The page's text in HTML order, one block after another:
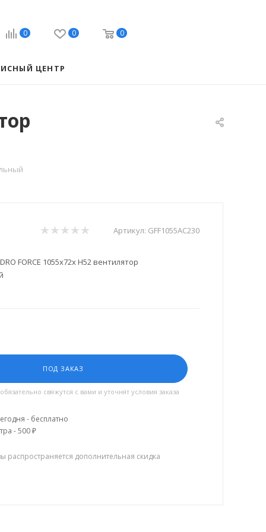
0 0 0
ЦЕНТР
Артикул: GFF1055AC230
FORCE 1055х72х H52 вентилятор
ПОД ЗАКАЗ
свяжутся с вами и уточнят условия заказа
- бесплатно
- 500 ₽
распространяется дополнительная скидка